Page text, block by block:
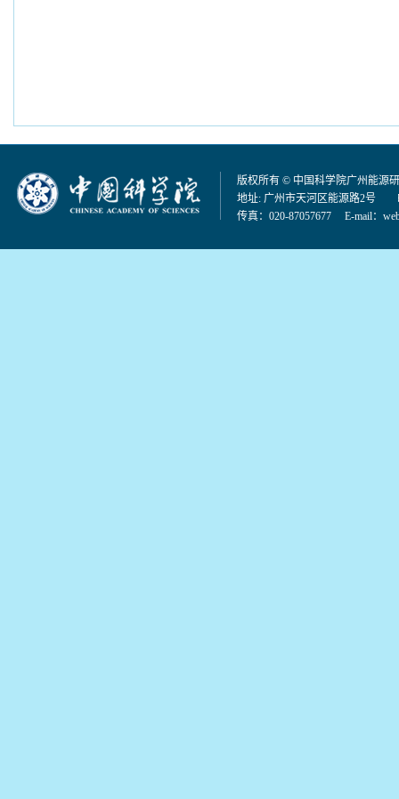
版权所有 © 中国科学院广州能源
地址: 广州市天河区能源路2号
传真：020-87057677 E-mail：